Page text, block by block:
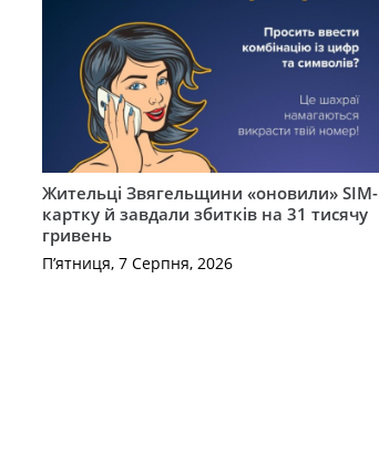
Жительці Звягельщини «оновили» SIM-
картку й завдали збитків на 31 тисячу
гривень
П’ятниця, 7 Серпня, 2026